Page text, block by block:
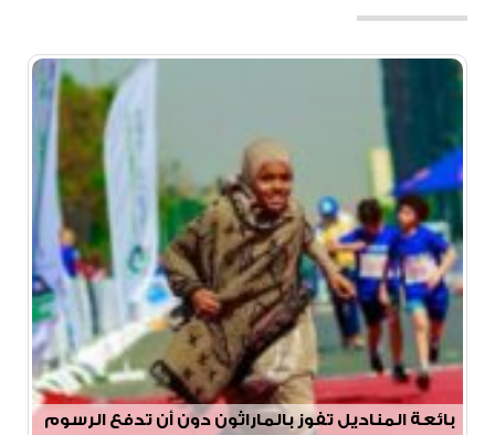
بائعة المناديل تفوز بالماراثون دون أن تدفع الرسوم